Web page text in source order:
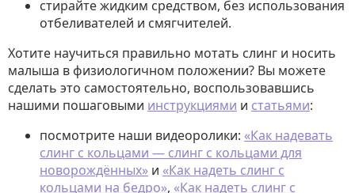
стирайте жидким средством, без использования
отбеливателей и смягчителей.
Хотите научиться правильно мотать слинг и носить
малыша в физиологичном положении? Вы можете
сделать это самостоятельно, воспользовавшись
нашими пошаговыми инструкциями и статьями:
посмотрите наши видеоролики: «Как надевать
слинг с кольцами — слинг с кольцами для
новорождённых» и «Как надеть слинг с
кольцами на бедро», «Как надеть слинг с